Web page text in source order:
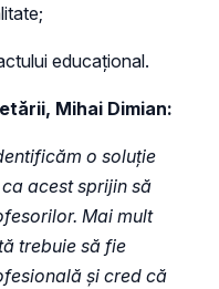
educațional.
Mihai Dimian:
o soluție
acest sprijin să
Mai mult
trebuie să fie
și cred că